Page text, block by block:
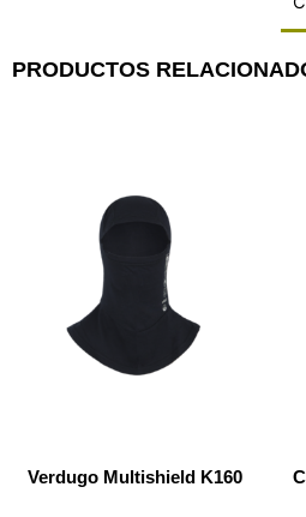
PRODUCTOS
Verdugo Multishield K160